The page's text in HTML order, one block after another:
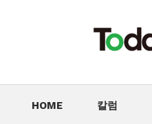
HOME 칼럼